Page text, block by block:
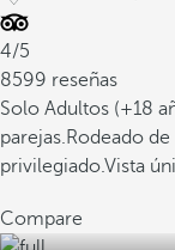
4/5
8599 reseñas
Solo Adultos (+18
parejas.Rodeado
privilegiado.Vista
Compare